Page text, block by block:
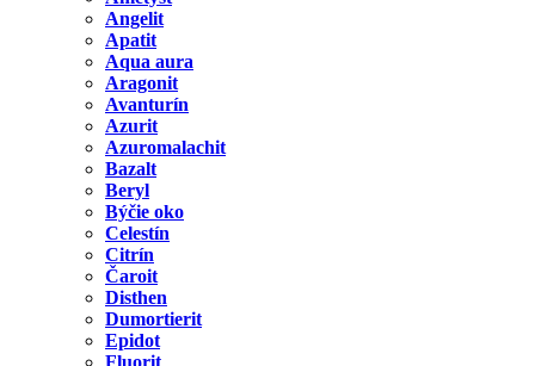
Angelit
Apatit
Aqua aura
Aragonit
Avanturín
Azurit
Azuromalachit
Bazalt
Beryl
Býčie oko
Celestín
Citrín
Čaroit
Disthen
Dumortierit
Epidot